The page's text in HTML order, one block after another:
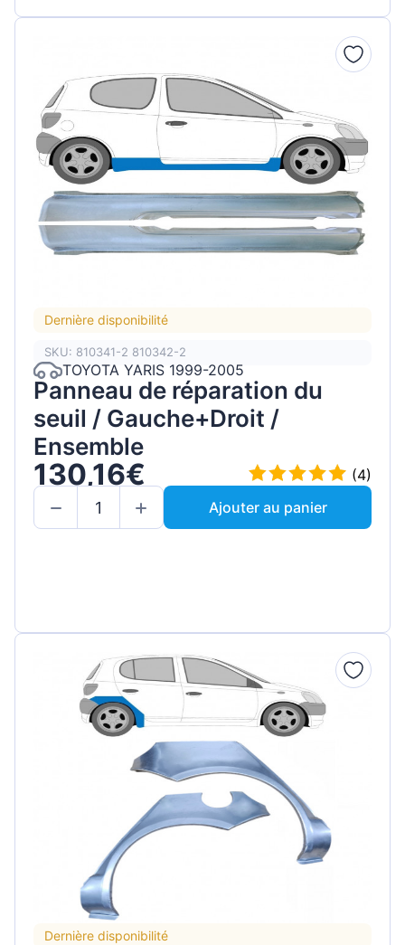
Dernière disponibilité
SKU: 810341-2 810342-2
TOYOTA YARIS 1999-2005
Panneau de réparation du
seuil / Gauche+Droit /
Ensemble
130,16€
(4)
Ajouter au panier
Dernière disponibilité